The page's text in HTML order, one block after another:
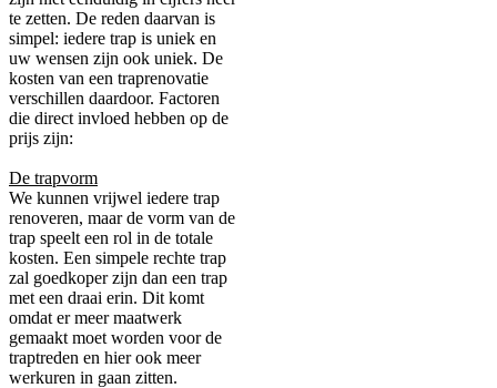
te zetten. De reden daarvan is
simpel: iedere trap is uniek en
uw wensen zijn ook uniek. De
kosten van een traprenovatie
verschillen daardoor. Factoren
die direct invloed hebben op de
prijs zijn:
De trapvorm
We kunnen vrijwel iedere trap
renoveren, maar de vorm van de
trap speelt een rol in de totale
kosten. Een simpele rechte trap
zal goedkoper zijn dan een trap
met een draai erin. Dit komt
omdat er meer maatwerk
gemaakt moet worden voor de
traptreden en hier ook meer
werkuren in gaan zitten.